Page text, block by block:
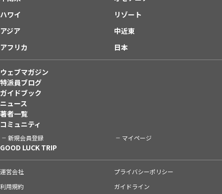
ハワイ
リゾート
アジア
中近東
アフリカ
日本
ウェブマガジン
特派員ブログ
ガイドブック
ニュース
著者一覧
コミュニティ
新規会員登録 マイページ
GOOD LUCK TRIP
運営会社
プライバシーポリシー
利用規約
ガイドライン